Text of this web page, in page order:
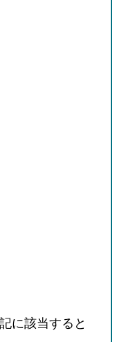
に該当すると